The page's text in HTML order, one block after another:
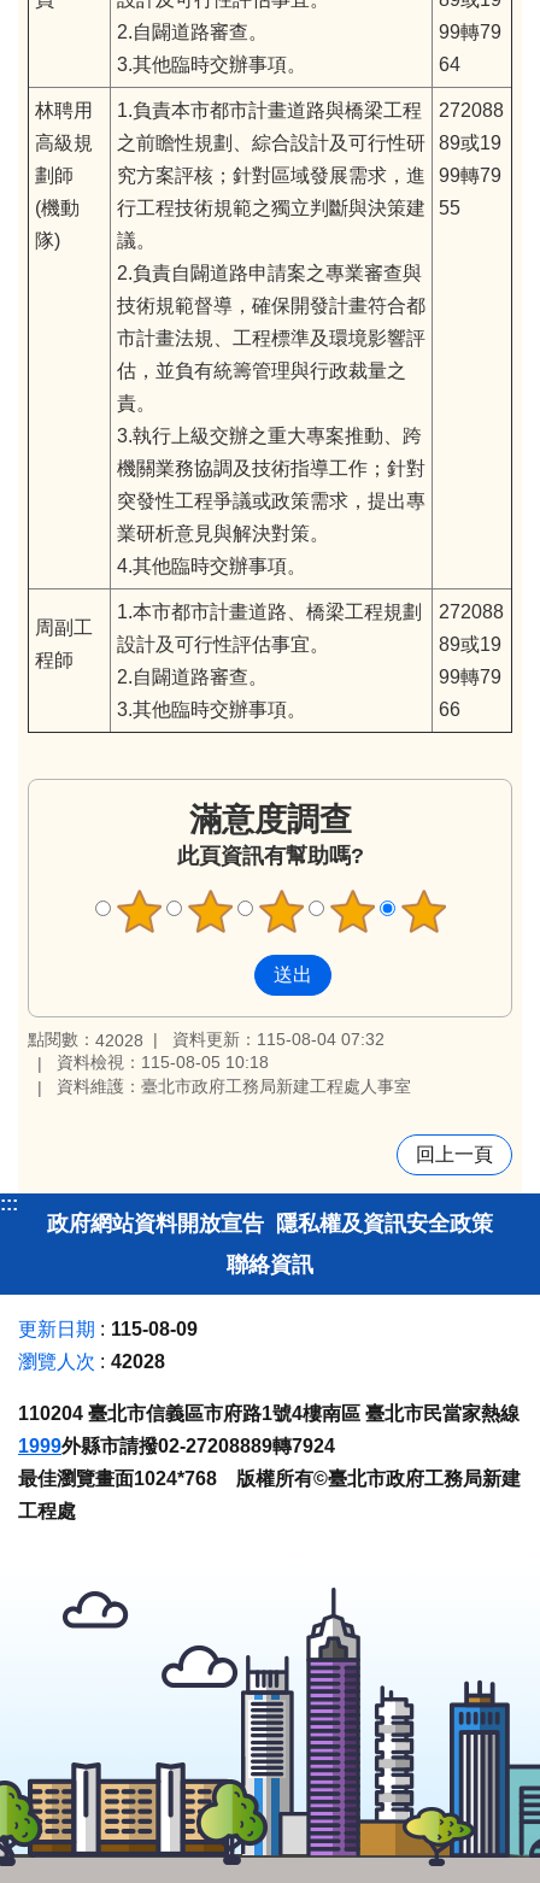
2.自闢道路審查。
3.其他臨時交辦事項。
99轉79
64
林聘用
高級規
劃師
(機動
隊)
1.負責本市都市計畫道路與橋梁工程
之前瞻性規劃、綜合設計及可行性研
究方案評核；針對區域發展需求，進
行工程技術規範之獨立判斷與決策建
議。
2.負責自闢道路申請案之專業審查與
技術規範督導，確保開發計畫符合都
市計畫法規、工程標準及環境影響評
估，並負有統籌管理與行政裁量之
責。
3.執行上級交辦之重大專案推動、跨
機關業務協調及技術指導工作；針對
突發性工程爭議或政策需求，提出專
業研析意見與解決對策。
4.其他臨時交辦事項。
272088
89或19
99轉79
55
周副工
程師
1.本市都市計畫道路、橋梁工程規劃
設計及可行性評估事宜。
2.自闢道路審查。
3.其他臨時交辦事項。
272088
89或19
99轉79
66
滿意度調查
此頁資訊有幫助嗎?
點閱數： 42028
資料更新：115-08-04 07:32
資料檢視：115-08-05 10:18
資料維護：臺北市政府工務局新建工程處人事室
回上一頁
:::
政府網站資料開放宣告 隱私權及資訊安全政策
聯絡資訊
更新日期
115-08-09
瀏覽人次
42028
110204 臺北市信義區市府路1號4樓南區 臺北市民當家熱線
1999外縣市請撥02-27208889轉7924
最佳瀏覽畫面1024*768 版權所有©臺北市政府工務局新建
工程處